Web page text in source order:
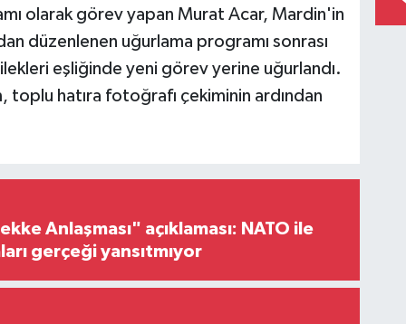
olarak görev yapan Murat Acar, Mardin'in
düzenlenen uğurlama programı sonrası
eşliğinde yeni görev yerine uğurlandı.
toplu hatıra fotoğrafı çekiminin ardından
Anlaşması" açıklaması: NATO ile
gerçeği yansıtmıyor